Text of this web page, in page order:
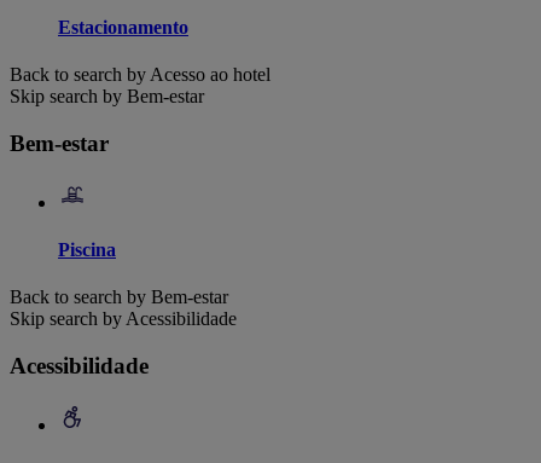
Estacionamento
Back to search by Acesso ao hotel
Skip search by Bem-estar
Bem-estar
Piscina
Back to search by Bem-estar
Skip search by Acessibilidade
Acessibilidade